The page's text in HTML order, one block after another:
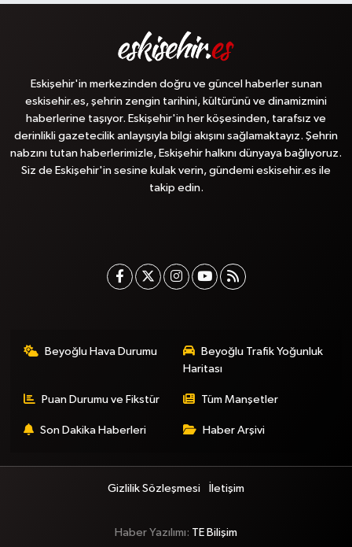
Eskişehir'in merkezinden doğru ve güncel haberler sunan
eskisehir.es, şehrin zengin tarihini, kültürünü ve dinamizmini
haberlerine taşıyor. Eskişehir'in her köşesinden, tarafsız ve
derinlikli gazetecilik anlayışıyla bilgi akışını sağlamaktayız. Şehrin
nabzını tutan haberlerimizle, Eskişehir halkını dünyaya bağlıyoruz.
Siz de Eskişehir'in sesine kulak verin, gündemi eskisehir.es ile
takip edin.
Beyoğlu Hava Durumu
Beyoğlu Trafik Yoğunluk
Haritası
Puan Durumu ve Fikstür Tüm Manşetler
Son Dakika Haberleri Haber Arşivi
Gizlilik Sözleşmesi İletişim
Haber Yazılımı: TE Bilişim